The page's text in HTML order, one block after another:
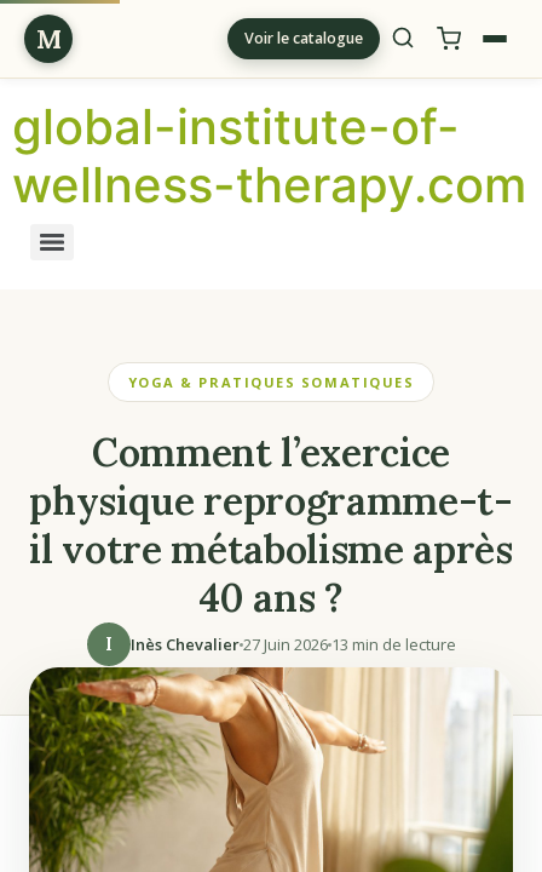
M Voir le catalogue
global-institute-of-
wellness-therapy.com
YOGA & PRATIQUES SOMATIQUES
Comment l’exercice
physique reprogramme-t-
il votre métabolisme après
40 ans ?
I Inès Chevalier27 Juin 202613 min de lecture